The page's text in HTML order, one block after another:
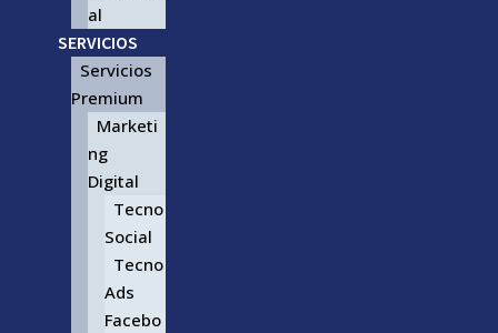
al
SERVICIOS
Servicios
Premium
Marketi
ng
Digital
Tecno
Social
Tecno
Ads
Facebo